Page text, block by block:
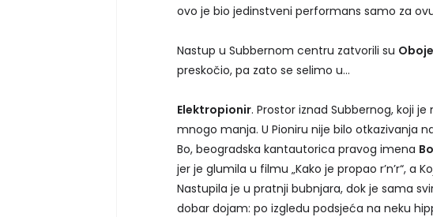
ovo je bio jedinstveni performans samo za
Nastup u Subbernom centru zatvorili su
preskočio, pa zato se selimo u…
Elektropionir. Prostor iznad Subbernog, koji
mnogo manja. U Pioniru nije bilo otkazivanja
Bo, beogradska kantautorica pravog imena
jer je glumila u filmu „Kako je propao r’n’r“, a
Nastupila je u pratnji bubnjara, dok je sama
dobar dojam: po izgledu podsjeća na neku